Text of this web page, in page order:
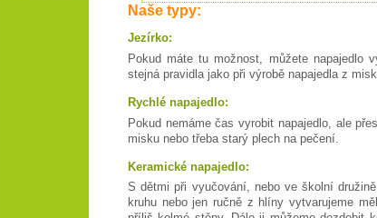
Naše typy:
Jezírko:
Pokud máte tu možnost, můžete napajedlo
stejná pravidla jako při výrobě napajedla z
Rychlé napajedlo:
Pokud nemáme čas vyrobit napajedlo, ale
misku nebo třeba starý plech na pečení.
Keramické napajedlo:
S dětmi při vyučování, nebo ve školní
kruhu nebo jen ručně z hlíny vytvarujeme